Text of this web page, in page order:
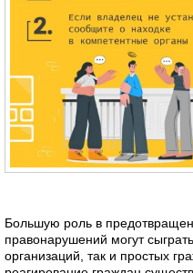
Большую роль в
правонарушений могут
организаций, так и простых